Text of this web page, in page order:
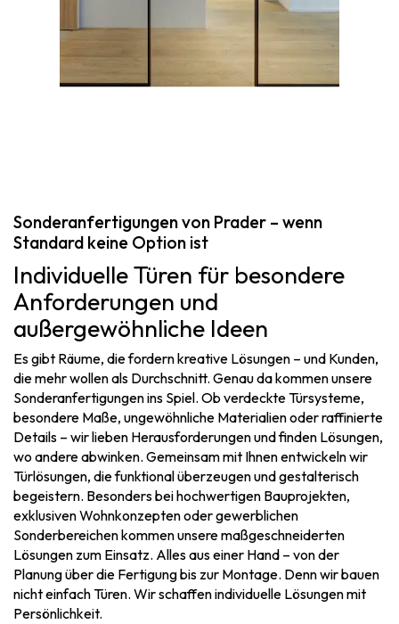
Sonderanfertigungen von Prader – wenn
Standard keine Option ist
Individuelle Türen für besondere
Anforderungen und
außergewöhnliche Ideen
Es gibt Räume, die fordern kreative Lösungen – und Kunden,
die mehr wollen als Durchschnitt. Genau da kommen unsere
Sonderanfertigungen ins Spiel. Ob verdeckte Türsysteme,
besondere Maße, ungewöhnliche Materialien oder raffinierte
Details – wir lieben Herausforderungen und finden Lösungen,
wo andere abwinken. Gemeinsam mit Ihnen entwickeln wir
Türlösungen, die funktional überzeugen und gestalterisch
begeistern. Besonders bei hochwertigen Bauprojekten,
exklusiven Wohnkonzepten oder gewerblichen
Sonderbereichen kommen unsere maßgeschneiderten
Lösungen zum Einsatz. Alles aus einer Hand – von der
Planung über die Fertigung bis zur Montage. Denn wir bauen
nicht einfach Türen. Wir schaffen individuelle Lösungen mit
Persönlichkeit.